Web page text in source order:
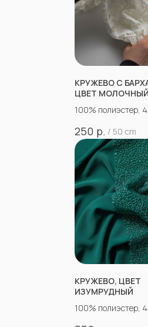
КРУЖЕВО С
ЦВЕТ МОЛОЧНЫЙ
100% полиэстер,
250 р. / 50 cm
КРУЖЕВО, ЦВЕТ
ИЗУМРУДНЫЙ
100% полиэстер,